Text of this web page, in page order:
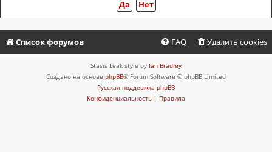
Список форумов Удалить cookies
FAQ
Stasis Leak style by Ian Bradley
Создано на основе phpBB® Forum Software © phpBB Limited
Русская поддержка phpBB
Конфиденциальность | Правила